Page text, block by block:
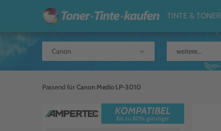
TINTE & TONER
Passend fürCanon Medio LP-3010
KOMPATIBEL
Bis zu 80% günstiger